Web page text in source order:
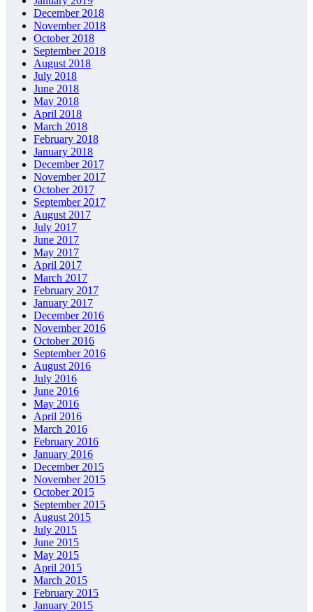
December 2018
November 2018
October 2018
September 2018
August 2018
July 2018
June 2018
May 2018
April 2018
March 2018
February 2018
January 2018
December 2017
November 2017
October 2017
September 2017
August 2017
July 2017
June 2017
May 2017
April 2017
March 2017
February 2017
January 2017
December 2016
November 2016
October 2016
September 2016
August 2016
July 2016
June 2016
May 2016
April 2016
March 2016
February 2016
January 2016
December 2015
November 2015
October 2015
September 2015
August 2015
July 2015
June 2015
May 2015
April 2015
March 2015
February 2015
January 2015